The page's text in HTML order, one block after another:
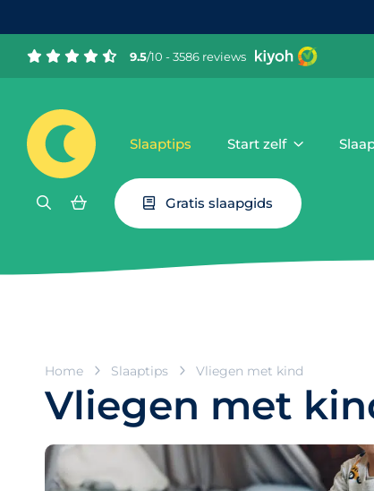
9.5/10 - 3586 reviews
Slaaptips Start zelf
Gratis slaapgids
Home Slaaptips Vliegen met kind
Vliegen met